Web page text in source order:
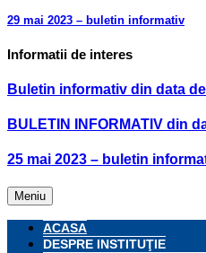
29 mai 2023 – buletin informativ
Informatii de interes
Buletin informativ din data
BULETIN INFORMATIV din
25 mai 2023 – buletin
Meniu
ACASA
DESPRE INSTITUŢIE